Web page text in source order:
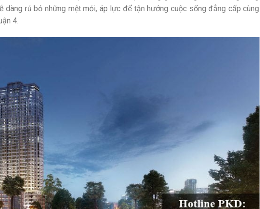
dàng rủ bỏ những mệt mỏi, áp lực để tận hưởng cuộc sống đẳng cấp cùng
4.